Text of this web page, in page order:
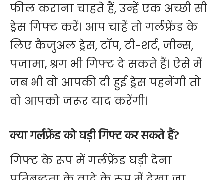
फील कराना चाहते हैं, उन्हें एक अच्छी सी
ड्रेस गिफ्ट करें। आप चाहें तो गर्लफ्रेंड के
लिए कैजुअल ड्रेस, टॉप, टी-शर्ट, जीन्स,
पजामा, श्रग भी गिफ्ट दे सकते हैं। ऐसे में
जब भी वो आपकी दी हुई ड्रेस पहनेंगी तो
वो आपको जरूर याद करेंगी।
क्या गर्लफ्रेंड को घड़ी गिफ्ट कर सकते हैं?
गिफ्ट के रूप में गर्लफ्रेंड घड़ी देना